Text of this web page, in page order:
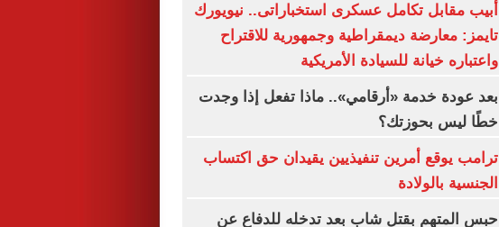
أبيب مقابل تكامل عسكرى استخباراتى.. نيويورك
تايمز: معارضة ديمقراطية وجمهورية للاقتراح
واعتباره خيانة للسيادة الأمريكية
بعد عودة خدمة «أرقامي».. ماذا تفعل إذا وجدت
خطًا ليس بحوزتك؟
ترامب يوقع أمرين تنفيذيين يقيدان حق اكتساب
الجنسية بالولادة
حبس المتهم بقتل شاب بعد تدخله للدفاع عن